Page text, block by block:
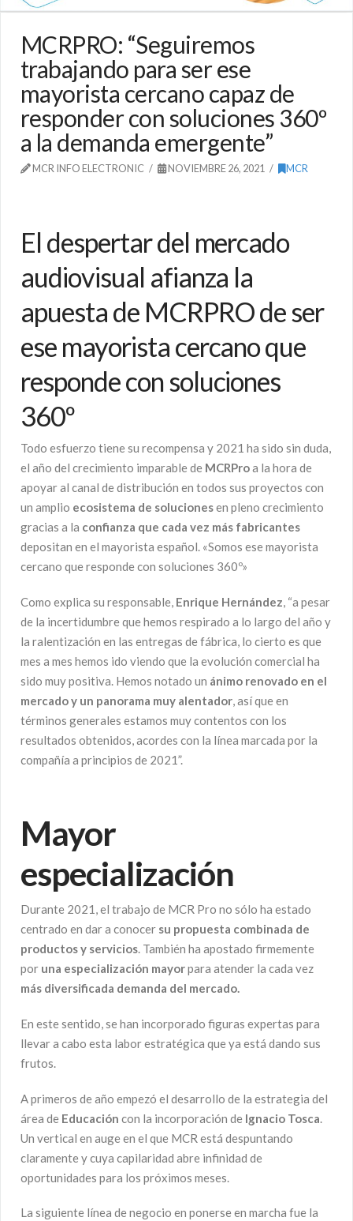
MCRPRO: “Seguiremos
trabajando para ser ese
mayorista cercano capaz de
responder con soluciones 360º
a la demanda emergente”
MCR INFO ELECTRONIC NOVIEMBRE 26, 2021 MCR
El despertar del mercado
audiovisual afianza la
apuesta de MCRPRO de ser
ese mayorista cercano que
responde con soluciones
360º
Todo esfuerzo tiene su recompensa y 2021 ha sido sin duda,
el año del crecimiento imparable de MCRProa la hora de
apoyar al canal de distribución en todos sus proyectos con
un amplio ecosistema de solucionesen pleno crecimiento
gracias a la confianza que cada vez más fabricantes
depositan en el mayorista español. «Somos ese mayorista
cercano que responde con soluciones 360º»
Como explica su responsable, Enrique Hernández, “a pesar
de la incertidumbre que hemos respirado a lo largo del año y
la ralentización en las entregas de fábrica, lo cierto es que
mes a mes hemos ido viendo que la evolución comercial ha
sido muy positiva. Hemos notado un ánimo renovado en el
mercado y un panorama muy alentador, así que en
términos generales estamos muy contentos con los
resultados obtenidos, acordes con la línea marcada por la
compañía a principios de 2021”.
Mayor
especialización
Durante 2021, el trabajo de MCR Pro no sólo ha estado
centrado en dar a conocer su propuesta combinada de
productos y servicios. También ha apostado firmemente
por una especialización mayorpara atender la cada vez
más diversificada demanda del mercado.
En este sentido, se han incorporado figuras expertas para
llevar a cabo esta labor estratégica que ya está dando sus
frutos.
A primeros de año empezó el desarrollo de la estrategia del
área de Educación con la incorporación de Ignacio Tosca
Un vertical en auge en el que MCR está despuntando
claramente y cuya capilaridad abre infinidad de
oportunidades para los próximos meses.
La siguiente línea de negocio en ponerse en marcha fue la